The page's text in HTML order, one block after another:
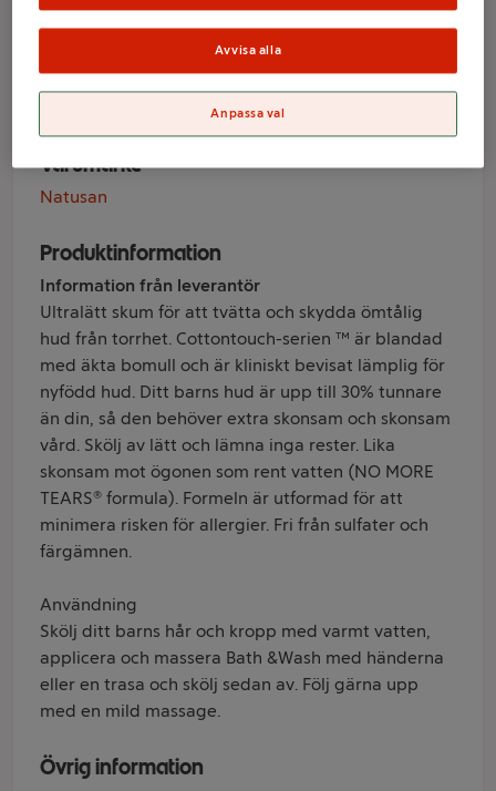
2-in-1 Bath & Wash
300ml Natusan
Varumärke
Natusan
Produktinformation
Information från leverantör
Ultralätt skum för att tvätta och skydda ömtålig
hud från torrhet. Cottontouch-serien ™ är blandad
med äkta bomull och är kliniskt bevisat lämplig för
nyfödd hud. Ditt barns hud är upp till 30% tunnare
än din, så den behöver extra skonsam och skonsam
vård. Skölj av lätt och lämna inga rester. Lika
skonsam mot ögonen som rent vatten (NO MORE
TEARS® formula). Formeln är utformad för att
minimera risken för allergier. Fri från sulfater och
färgämnen.
Användning
Skölj ditt barns hår och kropp med varmt vatten,
applicera och massera Bath &Wash med händerna
eller en trasa och skölj sedan av. Följ gärna upp
med en mild massage.
Övrig information
Avvisa alla
Anpassa val